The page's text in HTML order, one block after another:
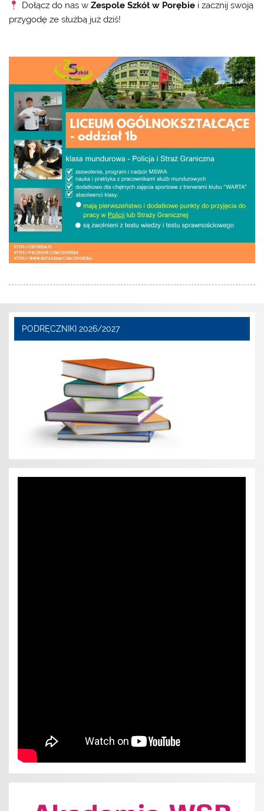
Dołącz do nas w Zespole Szkół w Porębiei zacznij swoją
przygodę ze służbą już dziś!
PODRĘCZNIKI 2026/2027